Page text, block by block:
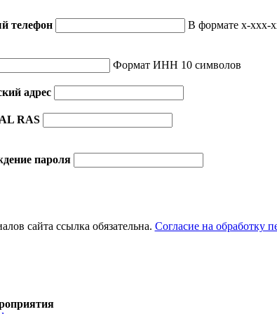
телефон
В формате x-xxx-
Формат ИНН 10 символов
адрес
RAS
пароля
сайта ссылка обязательна. Согласие на обработку